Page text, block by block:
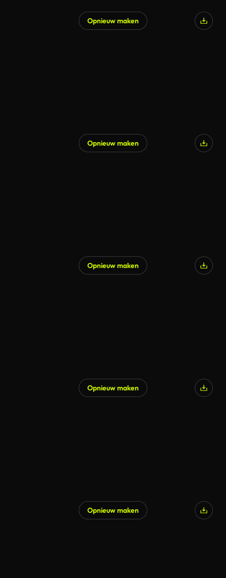
Opnieuw maken
Opnieuw maken
Opnieuw maken
Opnieuw maken
Opnieuw maken